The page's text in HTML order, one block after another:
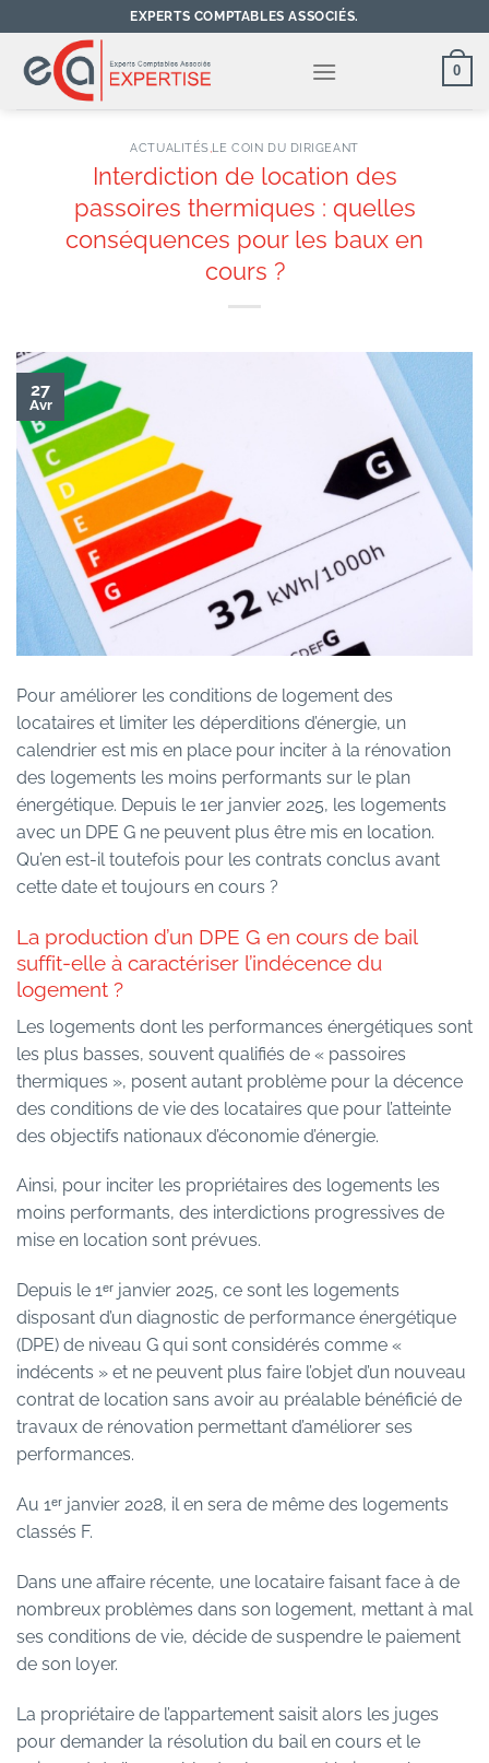
au
contenu
EXPERTS COMPTABLES ASSOCIÉS.
0
ACTUALITÉS,LE COIN DU DIRIGEANT
Interdiction de location des
passoires thermiques : quelles
conséquences pour les baux en
cours ?
27
Avr
Pour améliorer les conditions de logement des
locataires et limiter les déperditions d’énergie, un
calendrier est mis en place pour inciter à la rénovation
des logements les moins performants sur le plan
énergétique. Depuis le 1er janvier 2025, les logements
avec un DPE G ne peuvent plus être mis en location.
Qu’en est-il toutefois pour les contrats conclus avant
cette date et toujours en cours ?
La production d’un DPE G en cours de bail
suffit-elle à caractériser l’indécence du
logement ?
Les logements dont les performances énergétiques sont
les plus basses, souvent qualifiés de « passoires
thermiques », posent autant problème pour la décence
des conditions de vie des locataires que pour l’atteinte
des objectifs nationaux d’économie d’énergie.
Ainsi, pour inciter les propriétaires des logements les
moins performants, des interdictions progressives de
mise en location sont prévues.
Depuis le 1ᵉʳ janvier 2025, ce sont les logements
disposant d’un diagnostic de performance énergétique
(DPE) de niveau G qui sont considérés comme «
indécents » et ne peuvent plus faire l’objet d’un nouveau
contrat de location sans avoir au préalable bénéficié de
travaux de rénovation permettant d’améliorer ses
performances.
Au 1ᵉʳ janvier 2028, il en sera de même des logements
classés F.
Dans une affaire récente, une locataire faisant face à de
nombreux problèmes dans son logement, mettant à mal
ses conditions de vie, décide de suspendre le paiement
de son loyer.
La propriétaire de l’appartement saisit alors les juges
pour demander la résolution du bail en cours et le